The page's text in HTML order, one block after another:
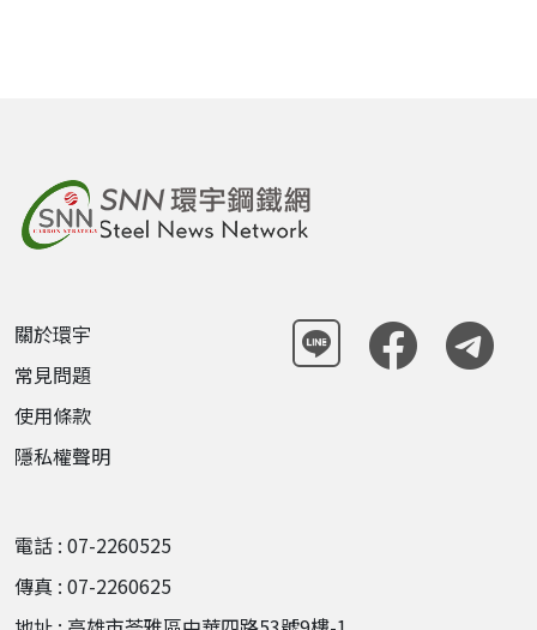
關於環宇
常見問題
使用條款
隱私權聲明
電話 : 07-2260525
傳真 : 07-2260625